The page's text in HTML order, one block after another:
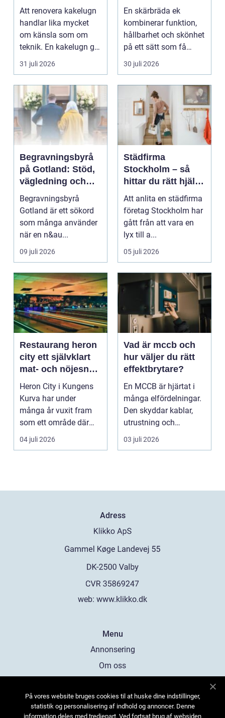
historia och
trygghet
Att renovera kakelugn
handlar lika mycket
om känsla som om
teknik. En kakelugn ger
stilla värme, däm...
31 juli 2026
köket
En skärbräda ek
kombinerar funktion,
hållbarhet och skönhet
på ett sätt som få
andra köksredskap
gör...
30 juli 2026
Begravningsbyrå
på Gotland: Stöd,
vägledning och
trygga val
Begravningsbyrå
Gotland är ett sökord
som många använder
när en n&au...
09 juli 2026
Städfirma
Stockholm – så
hittar du rätt hjälp
för hem och
företag
Att anlita en städfirma
företag Stockholm har
gått från att vara en
lyx till a...
05 juli 2026
Restaurang heron
city ett självklart
mat- och nöjesnav
i kungens kurva
Heron City i Kungens
Kurva har under
många år vuxit fram
som ett område där
mat, bio, shopping och
a...
04 juli 2026
Vad är mccb och
hur väljer du rätt
effektbrytare?
En MCCB är hjärtat i
många elfördelningar.
Den skyddar kablar,
utrustning och
människor mot
överlast...
03 juli 2026
Adress
web: www.klikko.dk
Menu
Annonsering
Om oss
Kontakta oss
Sitemap
På vores website bruges cookies til at huske dine indstillinger,
statistik og personalisering af indhold og annoncer. Denne
information deles med tredjepart. Ved fortsat brug af websiden